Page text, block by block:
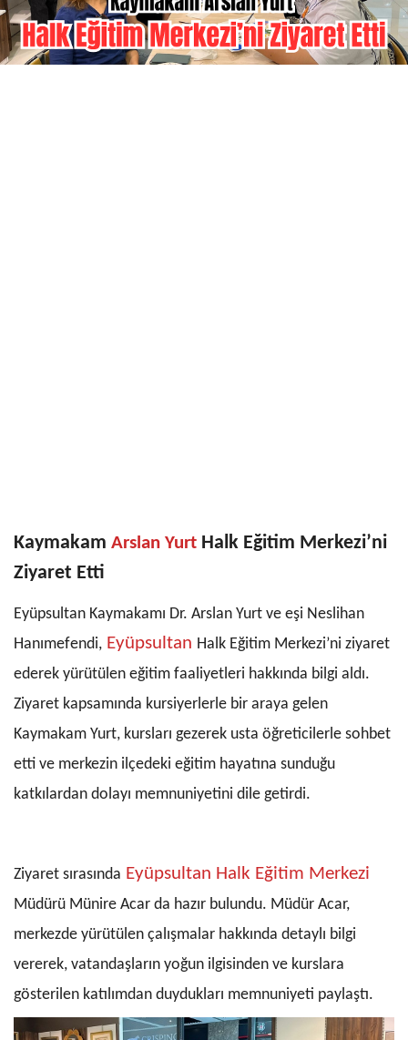
Kaymakam Arslan Yurt Halk Eğitim Merkezi’ni
Ziyaret Etti
Eyüpsultan Kaymakamı Dr. Arslan Yurt ve eşi Neslihan
Hanımefendi, Eyüpsultan Halk Eğitim Merkezi’ni ziyaret
ederek yürütülen eğitim faaliyetleri hakkında bilgi aldı.
Ziyaret kapsamında kursiyerlerle bir araya gelen
Kaymakam Yurt, kursları gezerek usta öğreticilerle sohbet
etti ve merkezin ilçedeki eğitim hayatına sunduğu
katkılardan dolayı memnuniyetini dile getirdi.
Ziyaret sırasında Eyüpsultan Halk Eğitim Merkezi
Müdürü Münire Acar da hazır bulundu. Müdür Acar,
merkezde yürütülen çalışmalar hakkında detaylı bilgi
vererek, vatandaşların yoğun ilgisinden ve kurslara
gösterilen katılımdan duydukları memnuniyeti paylaştı.